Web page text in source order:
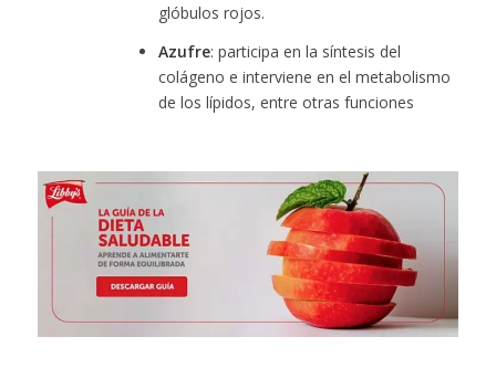
glóbulos rojos.
Azufre: participa en la síntesis del
colágeno e interviene en el metabolismo
de los lípidos, entre otras funciones